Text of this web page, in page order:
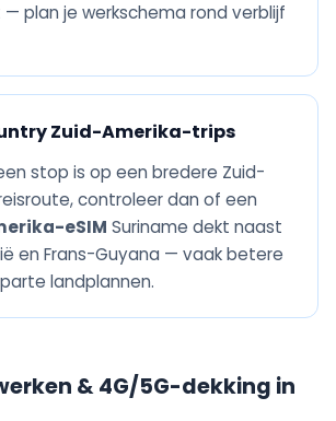
plan je werkschema rond verblijf
Zuid-Amerika-trips
stop is op een bredere Zuid-
controleer dan of een
eSIM Suriname dekt naast
en Frans-Guyana — vaak betere
landplannen.
& 4G/5G-dekking in